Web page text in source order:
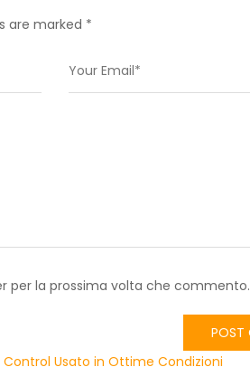
are marked *
per la prossima volta che commento.
Control Usato in Ottime Condizioni